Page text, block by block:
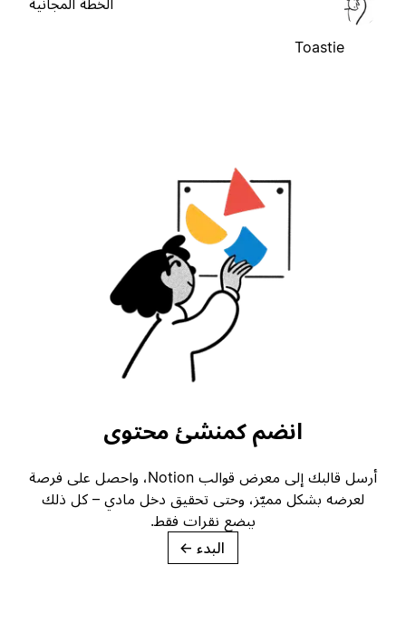
Toastie
انضم كمنشئ محتوى
أرسل قالبك إلى معرض قوالب Notion، واحصل على فرصة
لعرضه بشكل مميّز، وحتى تحقيق دخل مادي – كل ذلك
ببضع نقرات فقط.
→